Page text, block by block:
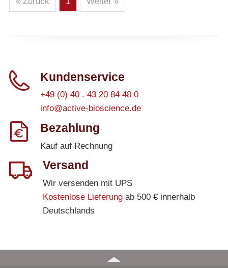
Kundenservice
+49 (0) 40 . 43 20 84 48 0
info@active-bioscience.de
Bezahlung
Kauf auf Rechnung
Versand
Wir versenden mit UPS
Kostenlose Lieferungab 500 € innerhalb
Deutschlands